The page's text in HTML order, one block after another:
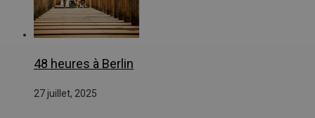
48 heures à Berlin
27 juillet, 2025